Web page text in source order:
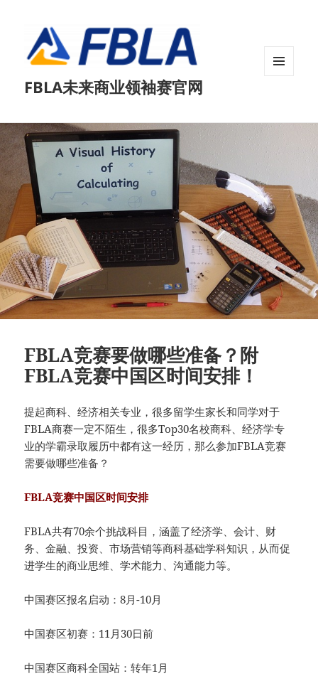
FBLA未来商业领袖赛官网
FBLA竞赛要做哪些准备？附
FBLA竞赛中国区时间安排！
提起商科、经济相关专业，很多留学生家长和同学对于
FBLA商赛一定不陌生，很多Top30名校商科、经济学专
业的学霸录取履历中都有这一经历，那么参加FBLA竞赛
需要做哪些准备？
FBLA竞赛中国区时间安排
FBLA共有70余个挑战科目，涵盖了经济学、会计、财
务、金融、投资、市场营销等商科基础学科知识，从而促
进学生的商业思维、学术能力、沟通能力等。
中国赛区报名启动：8月-10月
中国赛区初赛：11月30日前
中国赛区商科全国站：转年1月